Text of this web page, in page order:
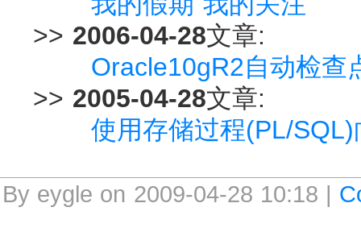
>> 2006-04-28文章:
Oracle10gR2自动检查
>> 2005-04-28文章:
使用存储过程(PL/
By eygle on 2009-04-28 10:18 |